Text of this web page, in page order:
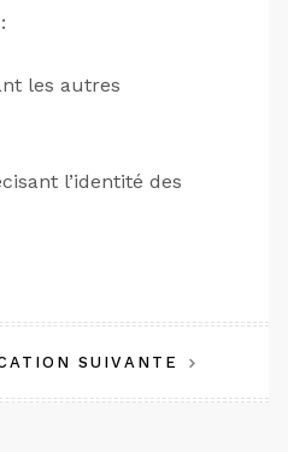
les autres
l’identité des
SUIVANTE